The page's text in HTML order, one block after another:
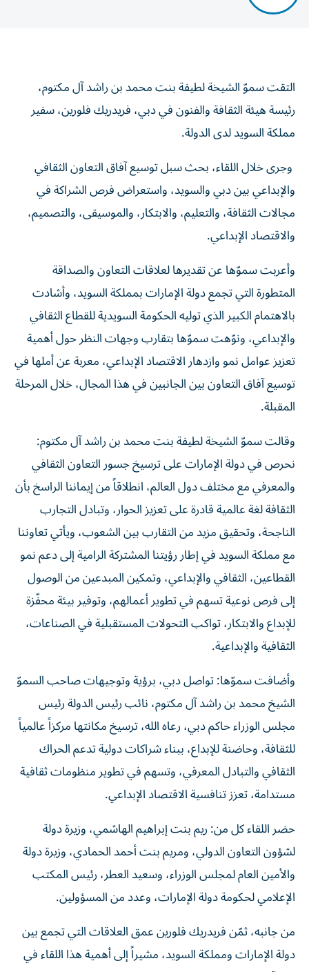
التقت سموّ الشيخة لطيفة بنت محمد بن راشد آل مكتوم،
رئيسة هيئة الثقافة والفنون في دبي، فريدريك فلورين، سفير
مملكة السويد لدى الدولة.
وجرى خلال اللقاء، بحث سبل توسيع آفاق التعاون الثقافي
والإبداعي بين دبي والسويد، واستعراض فرص الشراكة في
مجالات الثقافة، والتعليم، والابتكار، والموسيقى، والتصميم،
والاقتصاد الإبداعي.
وأعربت سموّها عن تقديرها لعلاقات التعاون والصداقة
المتطورة التي تجمع دولة الإمارات بمملكة السويد، وأشادت
بالاهتمام الكبير الذي توليه الحكومة السويدية للقطاع الثقافي
والإبداعي، ونوّهت سموّها بتقارب وجهات النظر حول أهمية
تعزيز عوامل نمو وازدهار الاقتصاد الإبداعي، معربة عن أملها في
توسيع آفاق التعاون بين الجانبين في هذا المجال، خلال المرحلة
المقبلة.
وقالت سموّ الشيخة لطيفة بنت محمد بن راشد آل مكتوم:
نحرص في دولة الإمارات على ترسيخ جسور التعاون الثقافي
والمعرفي مع مختلف دول العالم، انطلاقاً من إيماننا الراسخ بأن
الثقافة لغة عالمية قادرة على تعزيز الحوار، وتبادل التجارب
الناجحة، وتحقيق مزيد من التقارب بين الشعوب، ويأتي تعاوننا
مع مملكة السويد في إطار رؤيتنا المشتركة الرامية إلى دعم نمو
القطاعين، الثقافي والإبداعي، وتمكين المبدعين من الوصول
إلى فرص نوعية تسهم في تطوير أعمالهم، وتوفير بيئة محفّزة
للإبداع والابتكار، تواكب التحولات المستقبلية في الصناعات،
الثقافية والإبداعية.
وأضافت سموّها: تواصل دبي، برؤية وتوجيهات صاحب السموّ
الشيخ محمد بن راشد آل مكتوم، نائب رئيس الدولة رئيس
مجلس الوزراء حاكم دبي، رعاه الله، ترسيخ مكانتها مركزاً عالمياً
للثقافة، وحاضنة للإبداع، ببناء شراكات دولية تدعم الحراك
الثقافي والتبادل المعرفي، وتسهم في تطوير منظومات ثقافية
مستدامة، تعزز تنافسية الاقتصاد الإبداعي.
حضر اللقاء كل من: ريم بنت إبراهيم الهاشمي، وزيرة دولة
لشؤون التعاون الدولي، ومريم بنت أحمد الحمادي، وزيرة دولة
والأمين العام لمجلس الوزراء، وسعيد العطر، رئيس المكتب
الإعلامي لحكومة دولة الإمارات، وعدد من المسؤولين.
من جانبه، ثمّن فريدريك فلورين عمق العلاقات التي تجمع بين
دولة الإمارات ومملكة السويد، مشيراً إلى أهمية هذا اللقاء في